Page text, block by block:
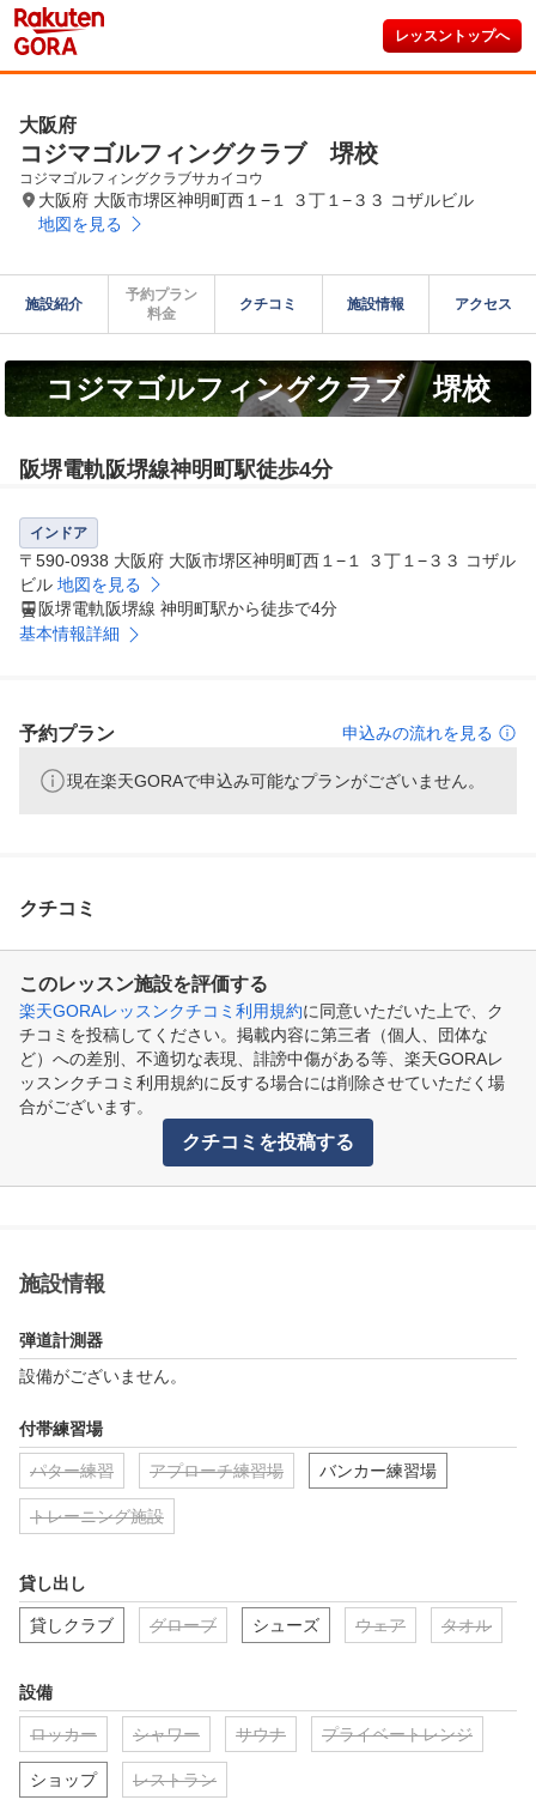
レッスントップへ
大阪府
コジマゴルフィングクラブ 堺校
コジマゴルフィングクラブサカイコウ
大阪府 大阪市堺区神明町西１−１ ３丁１−３３ コザルビル
地図を見る
施設紹介
予約プラン
料金
クチコミ 施設情報 アクセス
コジマゴルフィングクラブ 堺校
阪堺電軌阪堺線神明町駅徒歩4分
インドア
〒590-0938 大阪府 大阪市堺区神明町西１−１ ３丁１−３３ コザル
ビル 地図を見る
阪堺電軌阪堺線 神明町駅から徒歩で4分
基本情報詳細
予約プラン 申込みの流れを見る
現在楽天GORAで申込み可能なプランがございません。
クチコミ
このレッスン施設を評価する
楽天GORAレッスンクチコミ利用規約に同意いただいた上で、ク
チコミを投稿してください。掲載内容に第三者（個人、団体な
ど）への差別、不適切な表現、誹謗中傷がある等、楽天GORAレ
ッスンクチコミ利用規約に反する場合には削除させていただく場
合がございます。
クチコミを投稿する
施設情報
弾道計測器
設備がございません。
付帯練習場
パター練習 アプローチ練習場 バンカー練習場
トレーニング施設
貸し出し
貸しクラブ グローブ シューズ ウェア タオル
設備
ロッカー シャワー サウナ プライベートレンジ
ショップ レストラン